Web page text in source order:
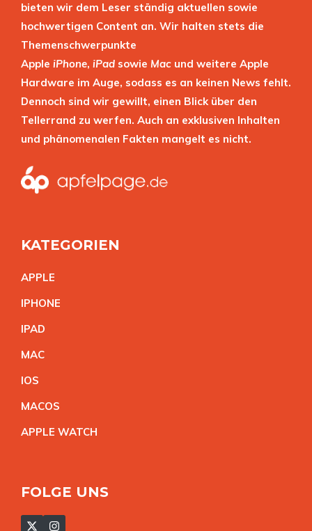
bieten wir dem Leser ständig aktuellen sowie
hochwertigen Content an. Wir halten stets die
Themenschwerpunkte
Apple iPhone, iPad sowie Mac und weitere Apple
Hardware im Auge, sodass es an keinen News fehlt.
Dennoch sind wir gewillt, einen Blick über den
Tellerrand zu werfen. Auch an exklusiven Inhalten
und phänomenalen Fakten mangelt es nicht.
KATEGORIEN
APPLE
IPHONE
IPAD
MAC
IOS
MACOS
APPLE WATCH
FOLGE UNS